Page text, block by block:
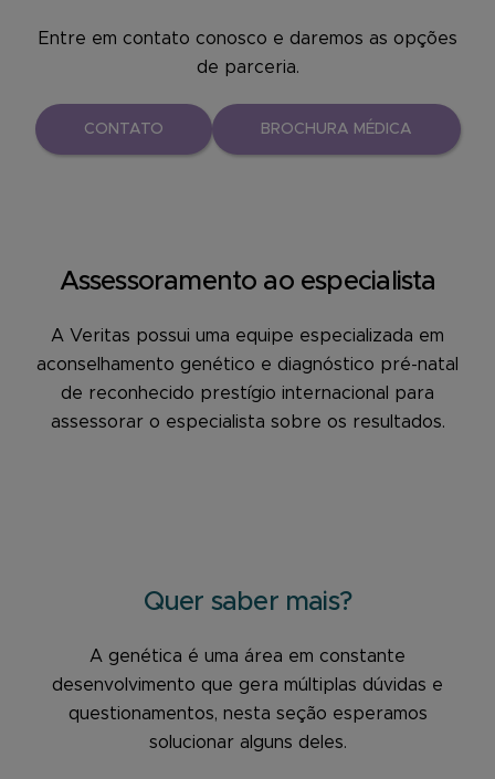
Entre em contato conosco e daremos as opções
de parceria.
CONTATO BROCHURA MÉDICA
Assessoramento ao especialista
A Veritas possui uma equipe especializada em
aconselhamento genético e diagnóstico pré-natal
de reconhecido prestígio internacional para
assessorar o especialista sobre os resultados.
Quer saber mais?
A genética é uma área em constante
desenvolvimento que gera múltiplas dúvidas e
questionamentos, nesta seção esperamos
solucionar alguns deles.